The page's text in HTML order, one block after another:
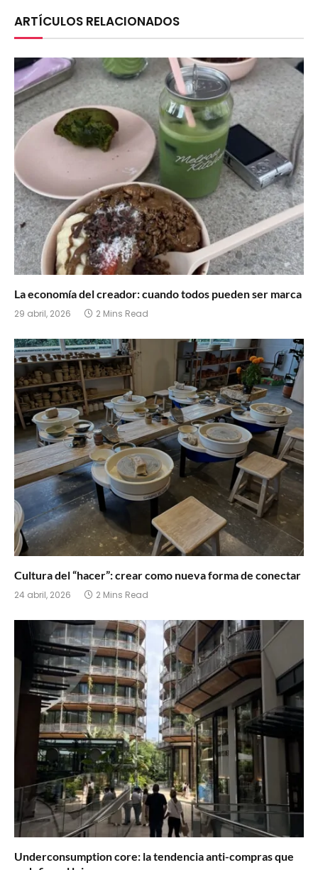
ARTÍCULOS RELACIONADOS
La economía del creador: cuando todos pueden ser marca
29 abril, 2026 2 Mins Read
Cultura del “hacer”: crear como nueva forma de conectar
24 abril, 2026 2 Mins Read
Underconsumption core: la tendencia anti-compras que